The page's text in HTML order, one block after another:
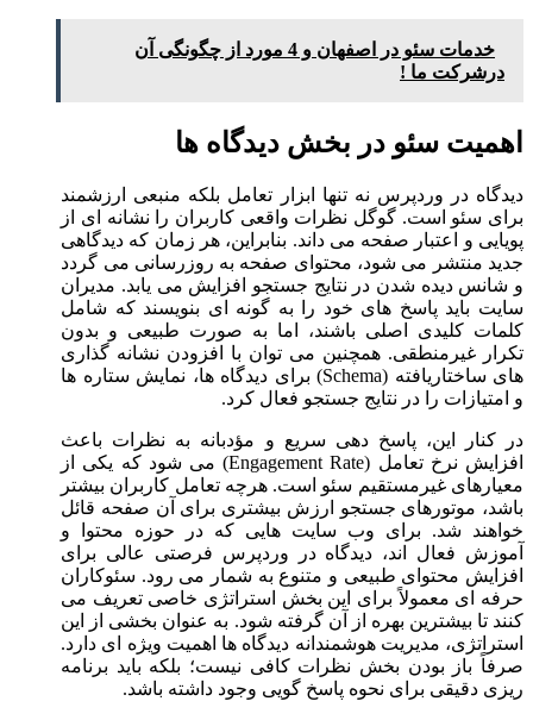
خدمات سئو در اصفهان و 4 مورد از چگونگی آن
درشرکت ما !
اهمیت سئو در بخش دیدگاه ها
دیدگاه در وردپرس نه تنها ابزار تعامل بلکه منبعی ارزشمند
برای سئو است. گوگل نظرات واقعی کاربران را نشانه ای از
پویایی و اعتبار صفحه می داند. بنابراین، هر زمان که دیدگاهی
جدید منتشر می شود، محتوای صفحه به روزرسانی می گردد
و شانس دیده شدن در نتایج جستجو افزایش می یابد. مدیران
سایت باید پاسخ های خود را به گونه ای بنویسند که شامل
کلمات کلیدی اصلی باشند، اما به صورت طبیعی و بدون
تکرار غیرمنطقی. همچنین می توان با افزودن نشانه گذاری
های ساختاریافته (Schema) برای دیدگاه ها، نمایش ستاره ها
و امتیازات را در نتایج جستجو فعال کرد.
در کنار این، پاسخ دهی سریع و مؤدبانه به نظرات باعث
افزایش نرخ تعامل (Engagement Rate) می شود که یکی از
معیارهای غیرمستقیم سئو است. هرچه تعامل کاربران بیشتر
باشد، موتورهای جستجو ارزش بیشتری برای آن صفحه قائل
خواهند شد. برای وب سایت هایی که در حوزه محتوا و
آموزش فعال اند، دیدگاه در وردپرس فرصتی عالی برای
افزایش محتوای طبیعی و متنوع به شمار می رود. سئوکاران
حرفه ای معمولاً برای این بخش استراتژی خاصی تعریف می
کنند تا بیشترین بهره از آن گرفته شود. به عنوان بخشی از این
استراتژی، مدیریت هوشمندانه دیدگاه ها اهمیت ویژه ای دارد.
صرفاً باز بودن بخش نظرات کافی نیست؛ بلکه باید برنامه
ریزی دقیقی برای نحوه پاسخ گویی وجود داشته باشد.